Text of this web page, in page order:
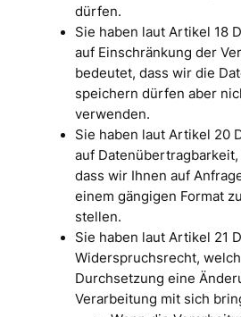
dürfen.
Sie haben laut Artikel 18
auf Einschränkung der
bedeutet, dass wir die
speichern dürfen aber
verwenden.
Sie haben laut Artikel 20
auf
dass wir Ihnen auf
einem gängigen Format
stellen.
Sie haben laut Artikel 21
Widerspruchsrecht,
Durchsetzung eine
Verarbeitung mit sich